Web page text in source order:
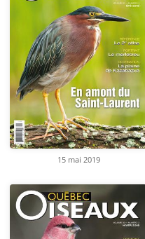
15 mai 2019